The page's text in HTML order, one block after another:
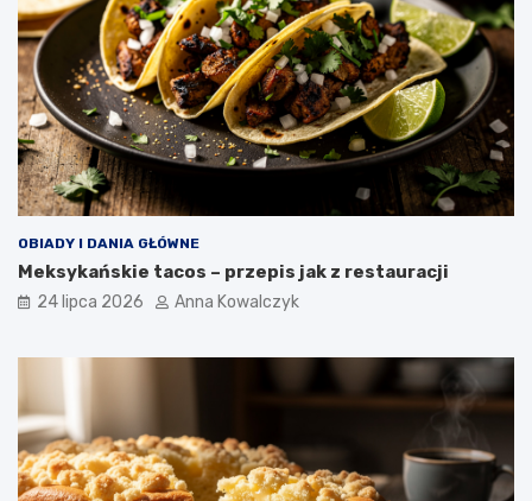
OBIADY I DANIA GŁÓWNE
Meksykańskie tacos – przepis jak z restauracji
24 lipca 2026 Anna Kowalczyk